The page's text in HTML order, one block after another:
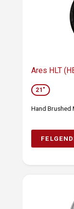
Ares HLT
21"
Hand Brushed